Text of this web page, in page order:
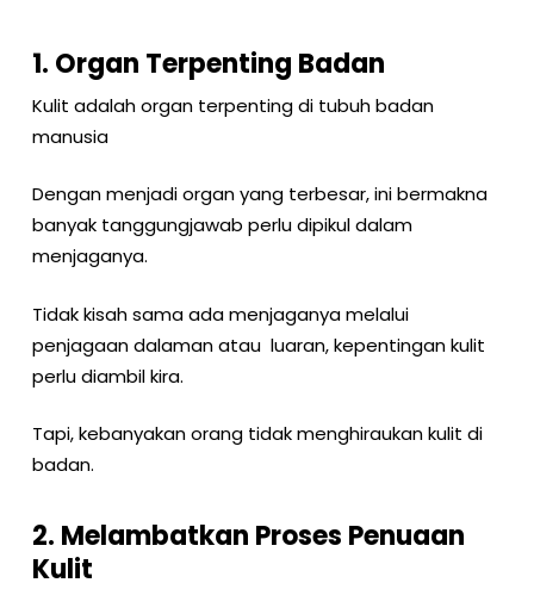
1. Organ Terpenting Badan
Kulit adalah organ terpenting di tubuh badan
manusia
Dengan menjadi organ yang terbesar, ini bermakna
banyak tanggungjawab perlu dipikul dalam
menjaganya.
Tidak kisah sama ada menjaganya melalui
penjagaan dalaman atau luaran, kepentingan kulit
perlu diambil kira.
Tapi, kebanyakan orang tidak menghiraukan kulit di
badan.
2. Melambatkan Proses Penuaan
Kulit